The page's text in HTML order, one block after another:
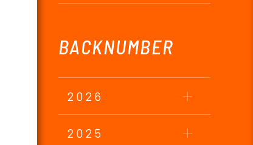
BACKNUMBER
2026
2025